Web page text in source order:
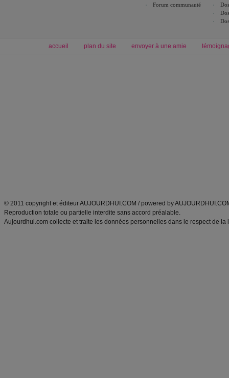
Forum communauté
accueil plan du site envoyer à une amie
© 2011 copyright et éditeur AUJOURDHUI.COM / powered by
Reproduction totale ou partielle interdite sans accord préalable.
Aujourdhui.com collecte et traite les données personnelles dans le respect de